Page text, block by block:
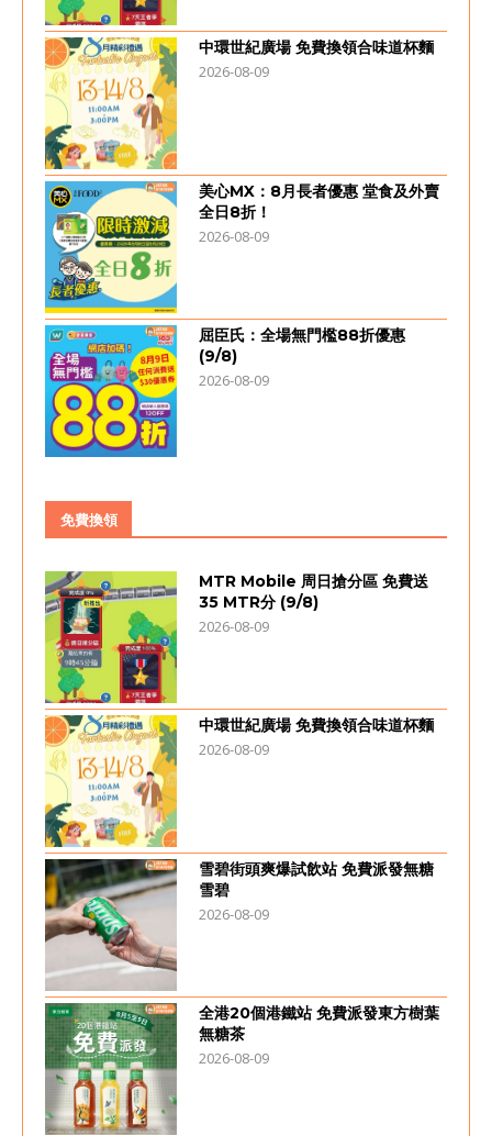
中環世紀廣場 免費換領合味道杯麵
2026-08-09
美心MX：8月長者優惠 堂食及外賣
全日8折！
2026-08-09
屈臣氏：全場無門檻88折優惠
(9/8)
2026-08-09
免費換領
MTR Mobile 周日搶分區 免費送
35 MTR分 (9/8)
2026-08-09
中環世紀廣場 免費換領合味道杯麵
2026-08-09
雪碧街頭爽爆試飲站 免費派發無糖
雪碧
2026-08-09
全港20個港鐵站 免費派發東方樹葉
無糖茶
2026-08-09